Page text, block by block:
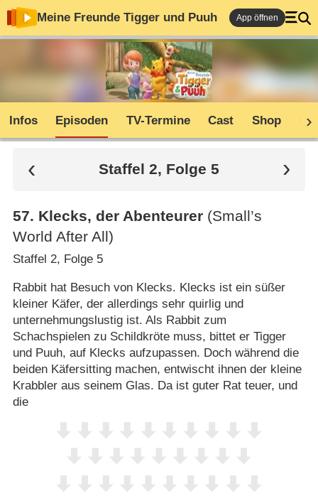
Meine Freunde Tigger und Puuh App öffnen
Infos Episoden TV-Termine Cast Shop
Staffel 2, Folge 5
57. Klecks, der Abenteurer (Small’s
World After All)
Staffel 2, Folge 5
Rabbit hat Besuch von Klecks. Klecks ist ein süßer
kleiner Käfer, der allerdings sehr quirlig und
unternehmungslustig ist. Als Rabbit zum
Schachspielen zu Schildkröte muss, bittet er Tigger
und Puuh, auf Klecks aufzupassen. Doch während die
beiden Käfersitting machen, entwischt ihnen der kleine
Krabbler aus seinem Glas. Da ist guter Rat teuer, und
die